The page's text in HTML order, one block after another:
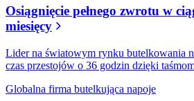
Osiągnięcie pełnego zwrotu w
miesięcy
Lider na światowym rynku butelkowania
czas przestojów o 36 godzin dzięki
Globalna firma butelkująca napoje